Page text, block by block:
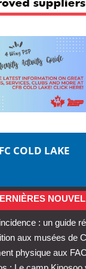
COLD LAKE
: un guide
aux musées de
physique aux